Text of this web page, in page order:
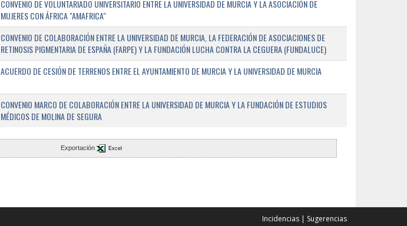
CONVENIO DE VOLUNTARIADO UNIVERSITARIO ENTRE LA UNIVERSIDAD DE MURCIA Y LA ASOCIACIÓN DE
MUJERES CON ÁFRICA "AMAFRICA"
CONVENIO DE COLABORACIÓN ENTRE LA UNIVERSIDAD DE MURCIA, LA FEDERACIÓN DE ASOCIACIONES DE
RETINOSIS PIGMENTARIA DE ESPAÑA (FARPE) Y LA FUNDACIÓN LUCHA CONTRA LA CEGUERA (FUNDALUCE)
ACUERDO DE CESIÓN DE TERRENOS ENTRE EL AYUNTAMIENTO DE MURCIA Y LA UNIVERSIDAD DE MURCIA
CONVENIO MARCO DE COLABORACIÓN ENTRE LA UNIVERSIDAD DE MURCIA Y LA FUNDACIÓN DE ESTUDIOS
MÉDICOS DE MOLINA DE SEGURA
Exportación Excel
Incidencias Sugerencias